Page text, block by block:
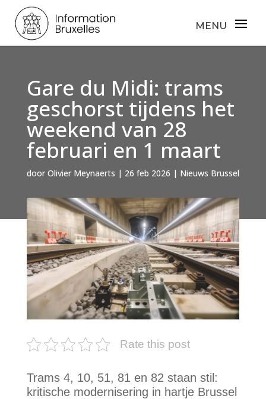
Gare du Midi: trams
geschorst tijdens het
weekend van 28
februari en 1 maart
door Olivier Meynaerts | 26 feb 2026 | Nieuws Brussel
Rate this post
Trams 4, 10, 51, 81 en 82 staan stil:
kritische modernisering in hartje Brussel